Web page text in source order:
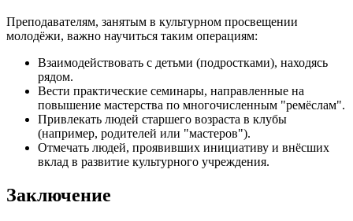
Преподавателям, занятым в культурном просвещении
молодёжи, важно научиться таким операциям:
Взаимодействовать с детьми (подростками), находясь
рядом.
Вести практические семинары, направленные на
повышение мастерства по многочисленным "ремёслам".
Привлекать людей старшего возраста в клубы
(например, родителей или "мастеров").
Отмечать людей, проявивших инициативу и внёсших
вклад в развитие культурного учреждения.
Заключение